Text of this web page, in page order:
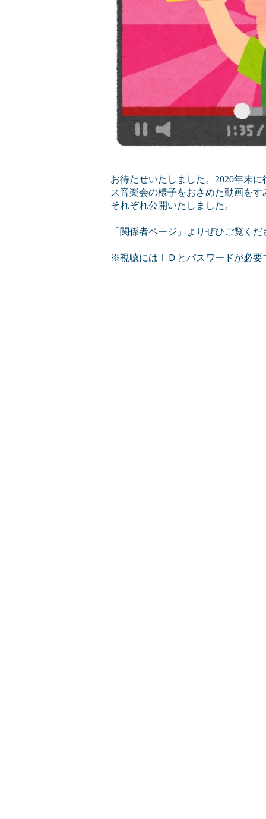
お待たせいたしました。2020年末
ス音楽会の様子をおさめた動画を
それぞれ公開いたしました。
「関係者ページ」よりぜひご覧くだ
※視聴にはＩＤとパスワードが必要